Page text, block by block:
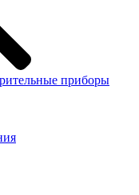
приборы